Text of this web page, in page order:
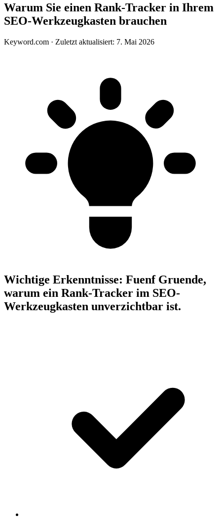
Warum Sie einen Rank-Tracker in Ihrem
SEO-Werkzeugkasten brauchen
Keyword.com · Zuletzt aktualisiert: 7. Mai 2026
Wichtige Erkenntnisse: Fuenf Gruende,
warum ein Rank-Tracker im SEO-
Werkzeugkasten unverzichtbar ist.